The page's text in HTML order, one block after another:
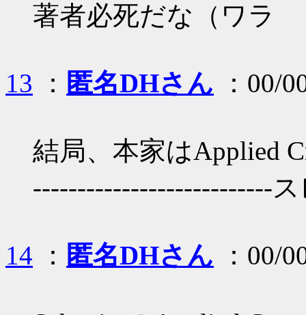
著者必死だな（ワラ
13 ： 匿名DHさん ：00/
結局、本家はApplied
---------------------------
14 ： 匿名DHさん ：00/